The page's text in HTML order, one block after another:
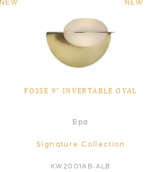
NEW NEW
FOSSE 9" INVERTABLE OVAL
Бра
Signature Collection
KW2001AB-ALB